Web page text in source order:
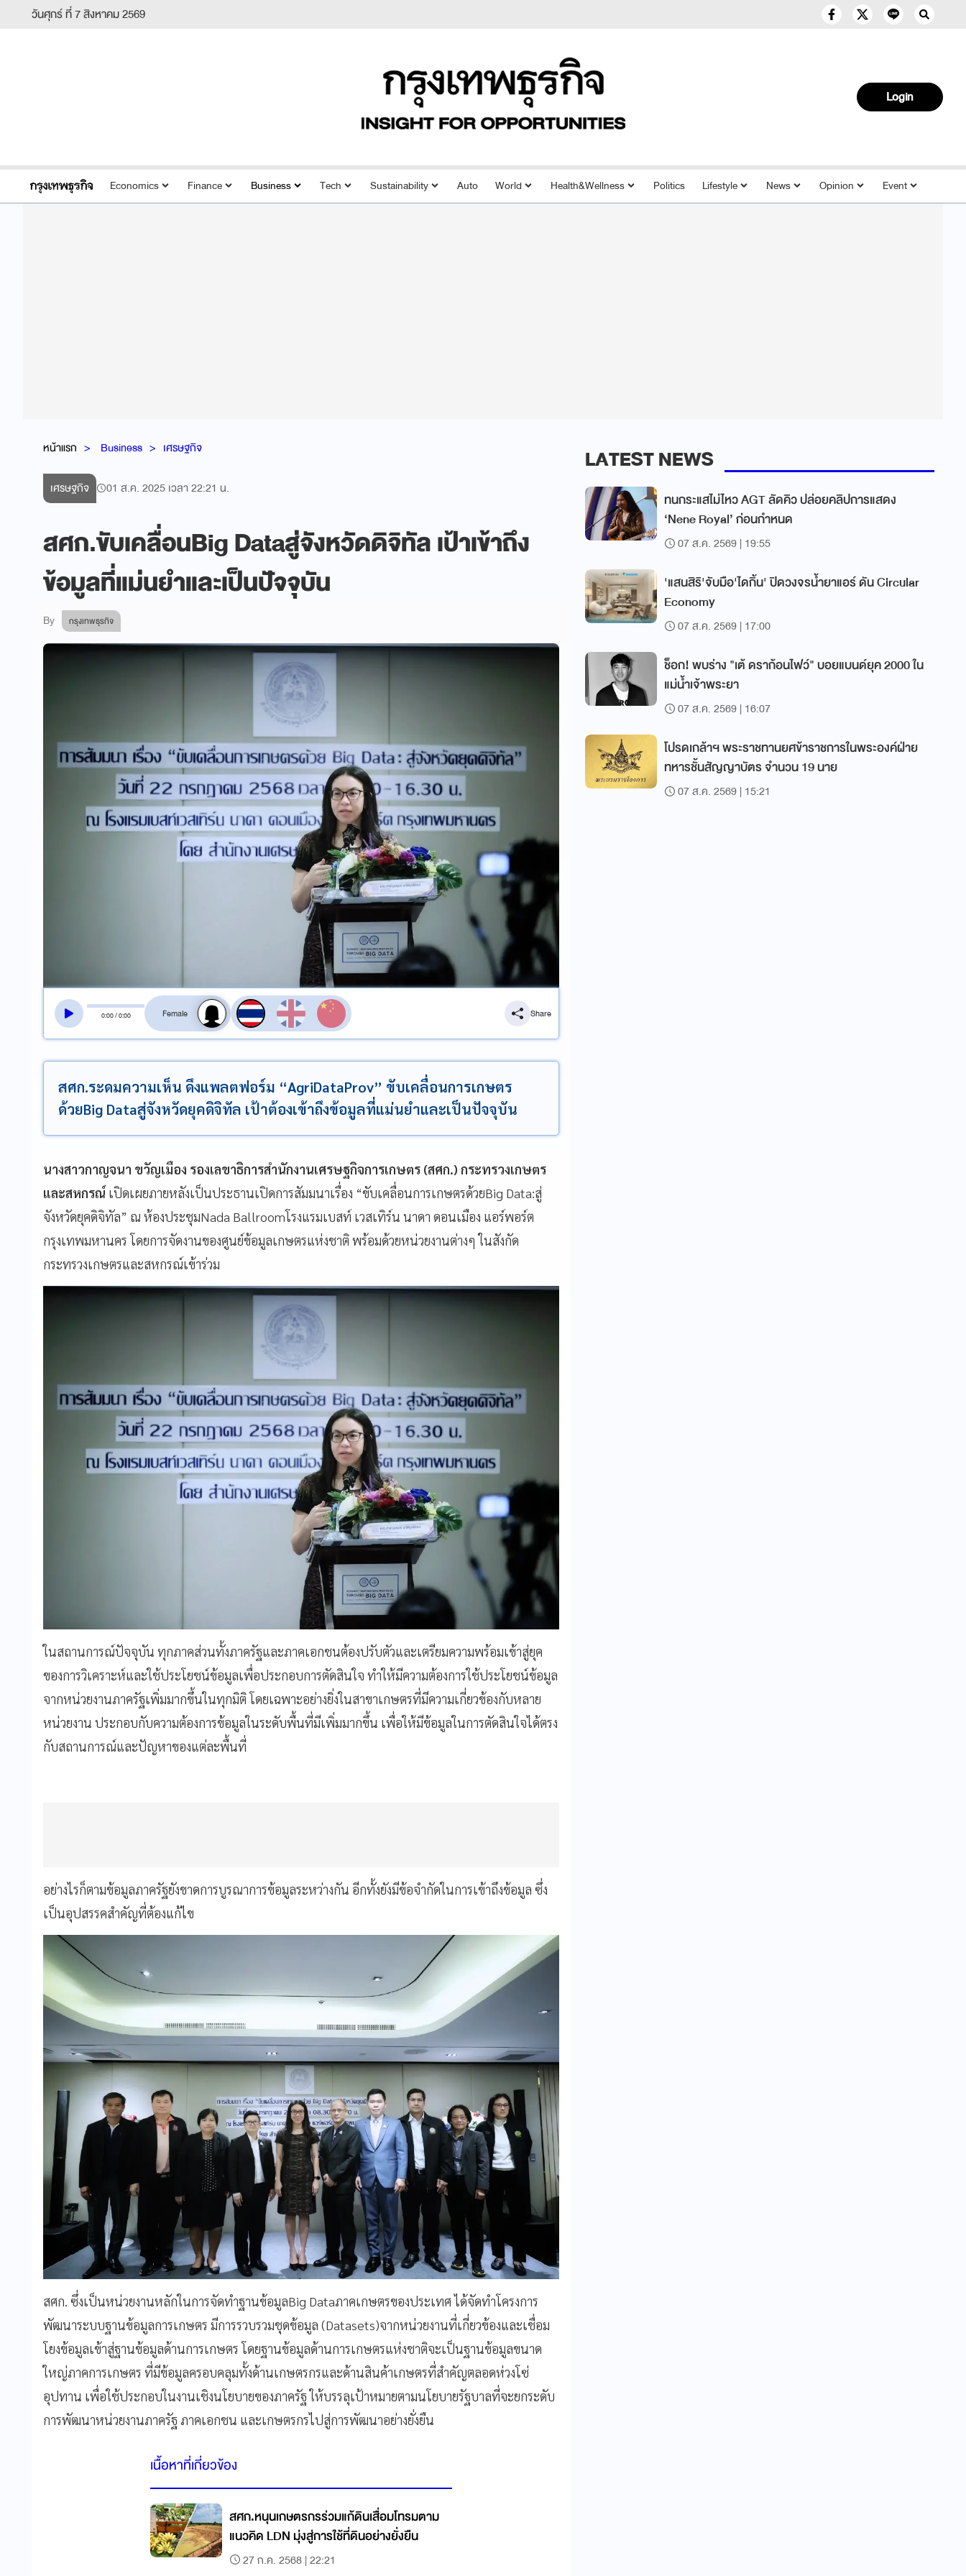
วันศุกร์ ที่ 7 สิงหาคม 2569
Login
Economics Finance Business Tech Sustainability Auto World Health&Wellness Politics Lifestyle News Opinion Event
หน้าแรก Business เศรษฐกิจ
เศรษฐกิจ 01 ส.ค. 2025 เวลา 22:21 น.
สศก.ขับเคลื่อนBig Dataสู่จังหวัดดิจิทัล เป้าเข้าถึง
ข้อมูลที่แม่นยำและเป็นปัจจุบัน
By กรุงเทพธุรกิจ
0:00/0:00
สลับเสียงอ่าน
Share
สศก.ระดมความเห็น ดึงแพลตฟอร์ม “AgriDataProv” ขับเคลื่อนการเกษตร
ด้วยBig Dataสู่จังหวัดยุคดิจิทัล เป้าต้องเข้าถึงข้อมูลที่แม่นยำและเป็นปัจจุบัน
นางสาวกาญจนา ขวัญเมือง รองเลขาธิการสำนักงานเศรษฐกิจการเกษตร (สศก.) กระทรวงเกษตร
และสหกรณ์ เปิดเผยภายหลังเป็นประธานเปิดการสัมมนาเรื่อง “ขับเคลื่อนการเกษตรด้วยBig Data:สู่
จังหวัดยุคดิจิทัล” ณ ห้องประชุมNada Ballroomโรงแรมเบสท์ เวสเทิร์น นาดา ดอนเมือง แอร์พอร์ต
กรุงเทพมหานคร โดยการจัดงานของศูนย์ข้อมูลเกษตรแห่งชาติ พร้อมด้วยหน่วยงานต่างๆ ในสังกัด
กระทรวงเกษตรและสหกรณ์เข้าร่วม
ในสถานการณ์ปัจจุบัน ทุกภาคส่วนทั้งภาครัฐและภาคเอกชนต้องปรับตัวและเตรียมความพร้อมเข้าสู่ยุค
ของการวิเคราะห์และใช้ประโยชน์ข้อมูลเพื่อประกอบการตัดสินใจ ทำให้มีความต้องการใช้ประโยชน์ข้อมูล
จากหน่วยงานภาครัฐเพิ่มมากขึ้นในทุกมิติ โดยเฉพาะอย่างยิ่งในสาขาเกษตรที่มีความเกี่ยวข้องกับหลาย
หน่วยงาน ประกอบกับความต้องการข้อมูลในระดับพื้นที่มีเพิ่มมากขึ้น เพื่อให้มีข้อมูลในการตัดสินใจได้ตรง
กับสถานการณ์และปัญหาของแต่ละพื้นที่
อย่างไรก็ตามข้อมูลภาครัฐยังขาดการบูรณาการข้อมูลระหว่างกัน อีกทั้งยังมีข้อจำกัดในการเข้าถึงข้อมูล ซึ่ง
เป็นอุปสรรคสำคัญที่ต้องแก้ไข
สศก. ซึ่งเป็นหน่วยงานหลักในการจัดทำฐานข้อมูลBig Dataภาคเกษตรของประเทศ ได้จัดทำโครงการ
พัฒนาระบบฐานข้อมูลการเกษตร มีการรวบรวมชุดข้อมูล (Datasets)จากหน่วยงานที่เกี่ยวข้องและเชื่อม
โยงข้อมูลเข้าสู่ฐานข้อมูลด้านการเกษตร โดยฐานข้อมูลด้านการเกษตรแห่งชาติจะเป็นฐานข้อมูลขนาด
ใหญ่ภาคการเกษตร ที่มีข้อมูลครอบคลุมทั้งด้านเกษตรกรและด้านสินค้าเกษตรที่สำคัญตลอดห่วงโซ่
อุปทาน เพื่อใช้ประกอบในงานเชิงนโยบายของภาครัฐ ให้บรรลุเป้าหมายตามนโยบายรัฐบาลที่จะยกระดับ
การพัฒนาหน่วยงานภาครัฐ ภาคเอกชน และเกษตรกรไปสู่การพัฒนาอย่างยั่งยืน
เนื้อหาที่เกี่ยวข้อง
สศก.หนุนเกษตรกรร่วมแก้ดินเสื่อมโทรมตาม
แนวคิด LDN มุ่งสู่การใช้ที่ดินอย่างยั่งยืน
27 ก.ค. 2568 | 22:21
LATEST NEWS
ทนกระแสไม่ไหว AGT ลัดคิว ปล่อยคลิปการแสดง
‘Nene Royal’ ก่อนกำหนด
07 ส.ค. 2569 | 19:55
'แสนสิริ'จับมือ'ไดกิ้น' ปิดวงจรน้ำยาแอร์ ดัน Circular
Economy
07 ส.ค. 2569 | 17:00
ช็อก! พบร่าง "เต้ ดราก้อนไฟว์" บอยแบนด์ยุค 2000 ใน
แม่น้ำเจ้าพระยา
07 ส.ค. 2569 | 16:07
โปรดเกล้าฯ พระราชทานยศข้าราชการในพระองค์ฝ่าย
ทหารชั้นสัญญาบัตร จำนวน 19 นาย
07 ส.ค. 2569 | 15:21